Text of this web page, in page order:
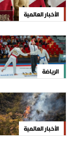
الأخبار العالمية
الرياضة
الأخبار العالمية